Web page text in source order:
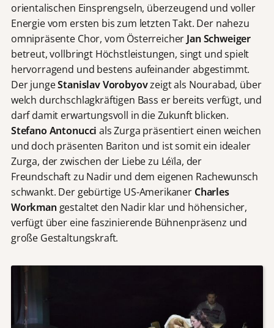
orientalischen Einsprengseln, überzeugend und voller
Energie vom ersten bis zum letzten Takt. Der nahezu
omnipräsente Chor, vom Österreicher Jan Schweiger
betreut, vollbringt Höchstleistungen, singt und spielt
hervorragend und bestens aufeinander abgestimmt.
Der jungeStanislav Vorobyovzeigt als Nourabad, über
welch durchschlagkräftigen Bass er bereits verfügt, und
darf damit erwartungsvoll in die Zukunft blicken.
Stefano Antonucci als Zurga präsentiert einen weichen
und doch präsenten Bariton und ist somit ein idealer
Zurga, der zwischen der Liebe zu Léïla, der
Freundschaft zu Nadir und dem eigenen Rachewunsch
schwankt. Der gebürtige US-Amerikaner Charles
Workmangestaltet den Nadir klar und höhensicher,
verfügt über eine faszinierende Bühnenpräsenz und
große Gestaltungskraft.